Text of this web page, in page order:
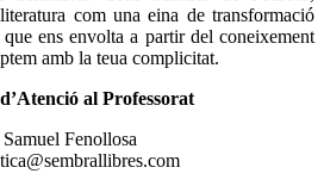
com una eina de transformació
ens envolta a partir del coneixement
amb la teua complicitat.
al Professorat
Samuel Fenollosa